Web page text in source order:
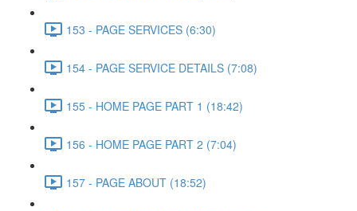
153 - PAGE SERVICES (6:30)
154 - PAGE SERVICE DETAILS (7:08)
155 - HOME PAGE PART 1 (18:42)
156 - HOME PAGE PART 2 (7:04)
157 - PAGE ABOUT (18:52)